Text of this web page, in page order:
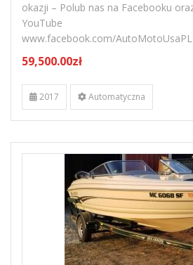
okazji – Polub nas na Facebooku
YouTube
www.facebook.com/AutoMotoUsaPL
59,500.00zł
2017 Automatyczna